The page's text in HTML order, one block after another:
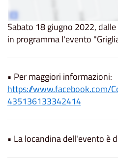
Sabato 18 giugno 2022,
in programma l'evento
• Per maggiori informazioni:
https://www.facebook.com/
435136133342414
• La locandina dell'evento è